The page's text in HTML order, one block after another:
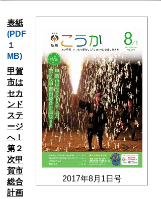
2017年8月1日号
表紙
(PDF
１
MB)
甲賀
市は
セカ
ンド
ステ
ージ
へ！
第２
次甲
賀市
総合
計画